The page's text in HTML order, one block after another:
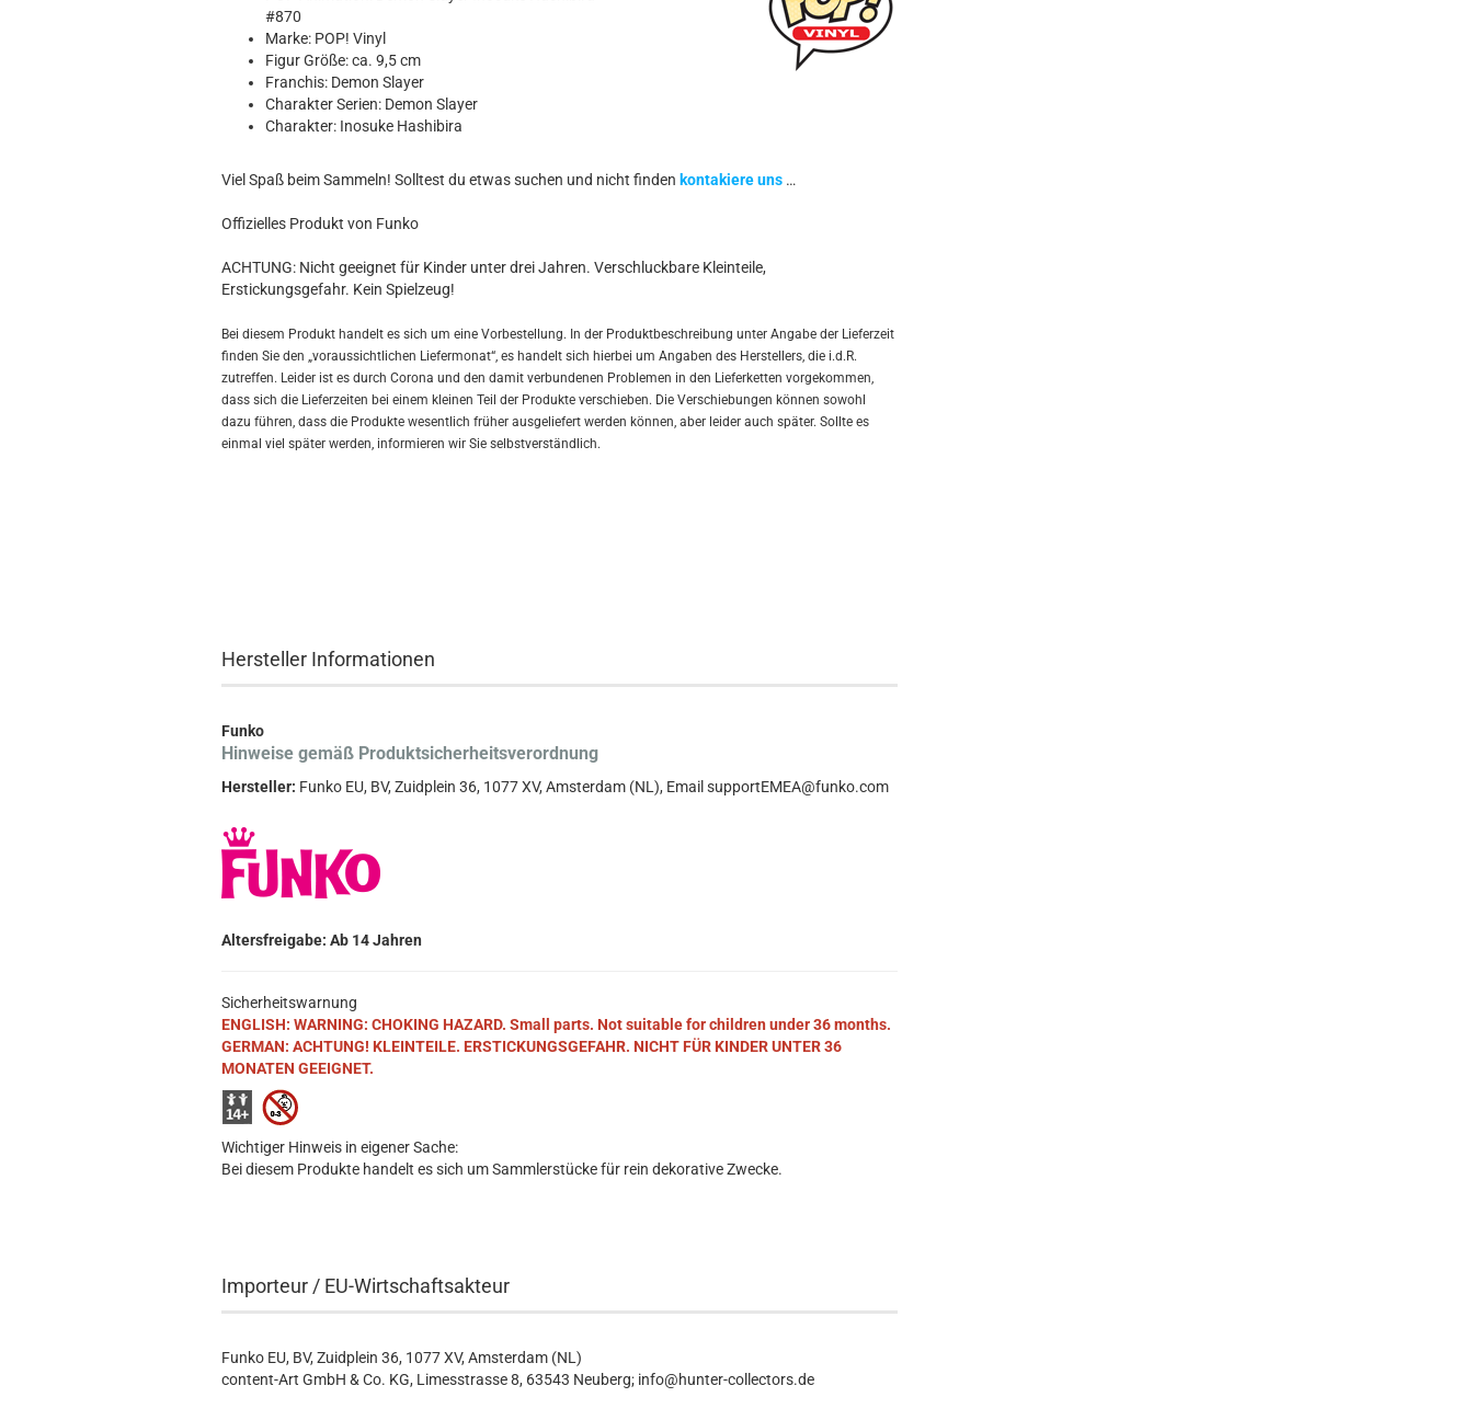
MARVEL
Movie
STAR WARS
#870
Marke: POP! Vinyl
Figur Größe: ca. 9,5 cm
Franchis: Demon Slayer
Charakter Serien: Demon Slayer
Charakter: Inosuke Hashibira
Viel Spaß beim Sammeln! Solltest du etwas suchen und nicht finden kontakiere uns …
Offizielles Produkt von Funko
ACHTUNG: Nicht geeignet für Kinder unter drei Jahren. Verschluckbare Kleinteile,
Erstickungsgefahr. Kein Spielzeug!
Bei diesem Produkt handelt es sich um eine Vorbestellung. In der Produktbeschreibung unter Angabe der Lieferzeit
finden Sie den „voraussichtlichen Liefermonat“, es handelt sich hierbei um Angaben des Herstellers, die i.d.R.
zutreffen. Leider ist es durch Corona und den damit verbundenen Problemen in den Lieferketten vorgekommen,
dass sich die Lieferzeiten bei einem kleinen Teil der Produkte verschieben. Die Verschiebungen können sowohl
dazu führen, dass die Produkte wesentlich früher ausgeliefert werden können, aber leider auch später. Sollte es
einmal viel später werden, informieren wir Sie selbstverständlich.
Hersteller Informationen
Funko
Hinweise gemäß Produktsicherheitsverordnung
Hersteller: Funko EU, BV, Zuidplein 36, 1077 XV, Amsterdam (NL), Email supportEMEA@funko.com
Altersfreigabe: Ab 14 Jahren
Sicherheitswarnung
ENGLISH: WARNING: CHOKING HAZARD. Small parts. Not suitable for children under 36 months.
GERMAN: ACHTUNG! KLEINTEILE. ERSTICKUNGSGEFAHR. NICHT FÜR KINDER UNTER 36
MONATEN GEEIGNET.
Wichtiger Hinweis in eigener Sache:
Bei diesem Produkte handelt es sich um Sammlerstücke für rein dekorative Zwecke.
Importeur / EU-Wirtschaftsakteur
Funko EU, BV, Zuidplein 36, 1077 XV, Amsterdam (NL)
content-Art GmbH & Co. KG, Limesstrasse 8, 63543 Neuberg; info@hunter-collectors.de